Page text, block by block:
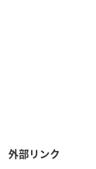
外部リンク